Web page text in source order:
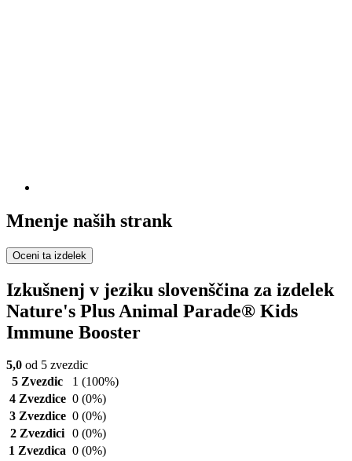
Mnenje naših strank
Oceni ta izdelek
Izkušnenj v jeziku slovenščina za izdelek
Nature's Plus Animal Parade® Kids
Immune Booster
5,0 od 5 zvezdic
5 Zvezdic
1 (100%)
4 Zvezdice 0 (0%)
3 Zvezdice 0 (0%)
2 Zvezdici 0 (0%)
1 Zvezdica 0 (0%)